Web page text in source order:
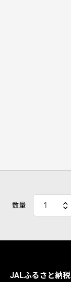
数量
JALふるさと納税